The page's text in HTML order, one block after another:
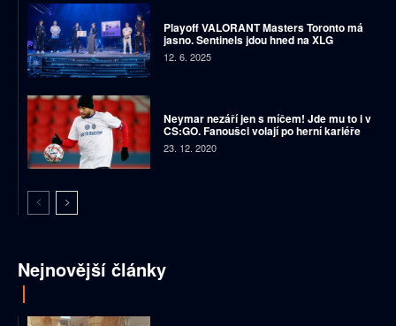
Playoff VALORANT Masters Toronto má
jasno. Sentinels jdou hned na XLG
12. 6. 2025
Neymar nezáří jen s míčem! Jde mu to i v
CS:GO. Fanoušci volají po herní kariéře
23. 12. 2020
Nejnovější články